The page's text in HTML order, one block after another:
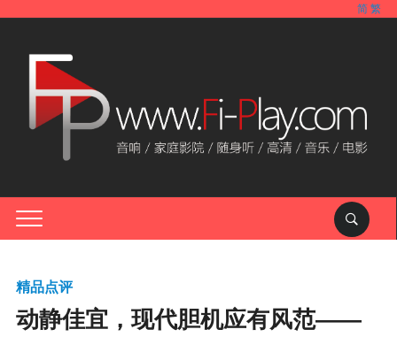
简 繁
精品点评
动静佳宜，现代胆机应有风范——